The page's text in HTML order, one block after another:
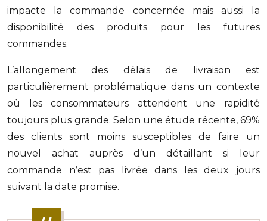
impacte la commande concernée mais aussi la
disponibilité des produits pour les futures
commandes.
L’allongement des délais de livraison est
particulièrement problématique dans un contexte
où les consommateurs attendent une rapidité
toujours plus grande. Selon une étude récente, 69%
des clients sont moins susceptibles de faire un
nouvel achat auprès d’un détaillant si leur
commande n’est pas livrée dans les deux jours
suivant la date promise.